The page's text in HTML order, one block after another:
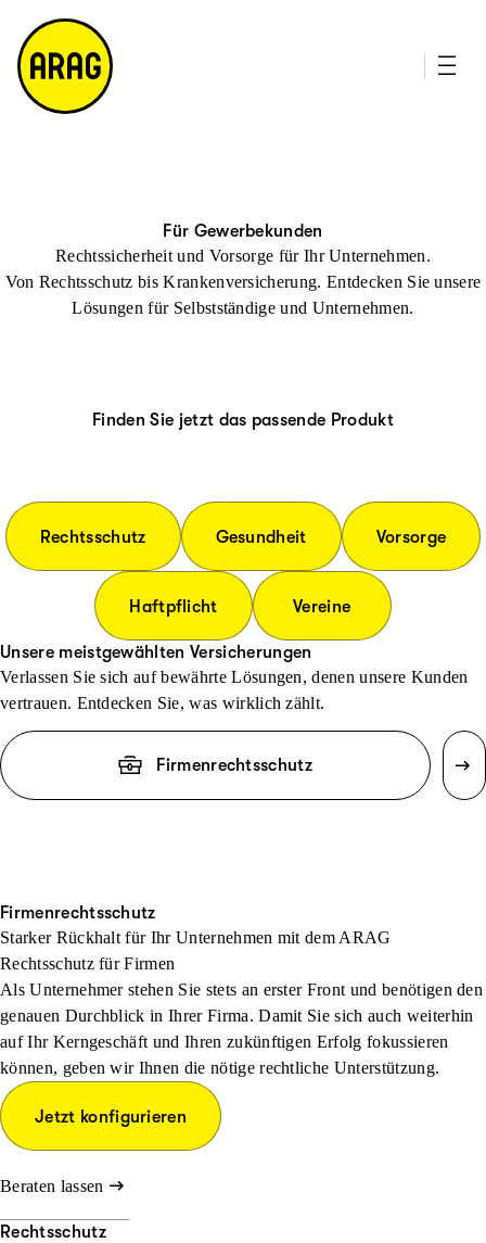
m
a
p
Für Gewerbekunden
Rechtssicherheit und Vorsorge für Ihr Unternehmen.
Von Rechtsschutz bis Krankenversicherung. Entdecken Sie unsere
Lösungen für Selbstständige und Unternehmen.
Finden Sie jetzt das passende Produkt
Rechtsschutz Gesundheit Vorsorge
Haftpflicht Vereine
Unsere meistgewählten Versicherungen
Verlassen Sie sich auf bewährte Lösungen, denen unsere Kunden
vertrauen. Entdecken Sie, was wirklich zählt.
Firmenrechtsschutz
Firmenrechtsschutz
Starker Rückhalt für Ihr Unternehmen mit dem ARAG
Rechtsschutz für Firmen
Als Unternehmer stehen Sie stets an erster Front und benötigen den
genauen Durchblick in Ihrer Firma. Damit Sie sich auch weiterhin
auf Ihr Kerngeschäft und Ihren zukünftigen Erfolg fokussieren
können, geben wir Ihnen die nötige rechtliche Unterstützung.
Jetzt konfigurieren
Beraten lassen
Rechtsschutz